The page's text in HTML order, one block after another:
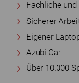
Fachliche
Sicherer
Eigener
Azubi Car
Über 10.000